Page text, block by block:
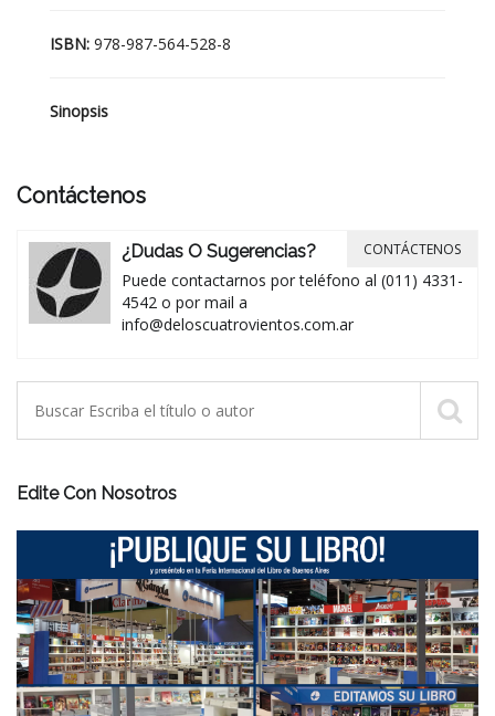
ISBN: 978-987-564-528-8
Sinopsis
Contáctenos
¿Dudas O Sugerencias?
Puede contactarnos por teléfono al (011) 4331-
4542 o por mail a
info@deloscuatrovientos.com.ar
CONTÁCTENOS
Edite Con Nosotros